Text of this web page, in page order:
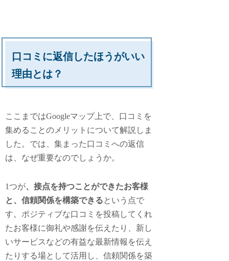
口コミに返信したほうがいい
理由とは？
ここまではGoogleマップ上で、口コミを
集めることのメリットについて解説しま
した。では、集まった口コミへの返信
は、なぜ重要なのでしょうか。
1つが、接点を持つことができたお客様
と、信頼関係を構築できるという点で
す。ポジティブな口コミを投稿してくれ
たお客様に御礼や感謝を伝えたり、新し
いサービスなどの有益な最新情報を伝え
たりする場として活用し、信頼関係を築